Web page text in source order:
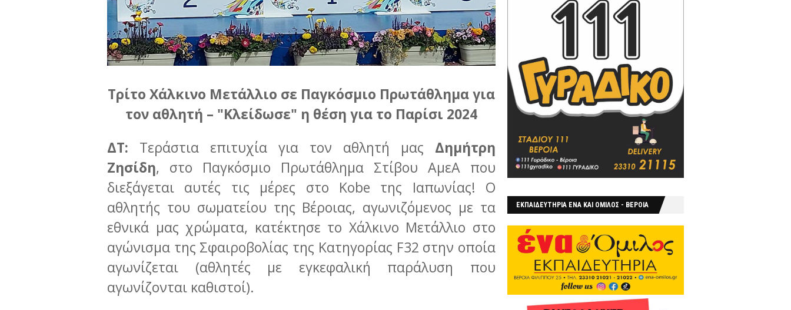
Τρίτο Χάλκινο Μετάλλιο σε Παγκόσμιο Πρωτάθλημα για
τον αθλητή – "Κλείδωσε" η θέση για το Παρίσι 2024
ΔΤ: Τεράστια επιτυχία για τον αθλητή μας Δημήτρη
Ζησίδη, στο Παγκόσμιο Πρωτάθλημα Στίβου ΑμεΑ που
διεξάγεται αυτές τις μέρες στο Kobe της Ιαπωνίας! Ο
αθλητής του σωματείου της Βέροιας, αγωνιζόμενος με τα
εθνικά μας χρώματα, κατέκτησε το Χάλκινο Μετάλλιο στο
αγώνισμα της Σφαιροβολίας της Κατηγορίας F32 στην οποία
αγωνίζεται (αθλητές με εγκεφαλική παράλυση που
αγωνίζονται καθιστοί).
ΕΚΠΑΙΔΕΥΤΗΡΙΑ ΕΝΑ ΚΑΙ ΟΜΙΛΟΣ - ΒΕΡΟΙΑ